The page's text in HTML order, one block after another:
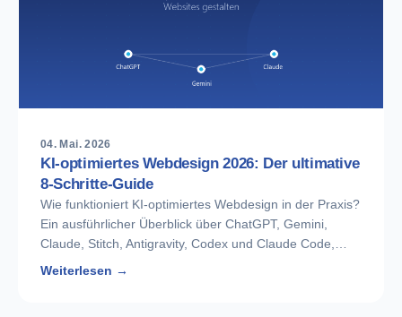
04. Mai. 2026
KI-optimiertes Webdesign 2026: Der ultimative
8-Schritte-Guide
Wie funktioniert KI-optimiertes Webdesign in der Praxis?
Ein ausführlicher Überblick über ChatGPT, Gemini,
Claude, Stitch, Antigravity, Codex und Claude Code,…
Weiterlesen →